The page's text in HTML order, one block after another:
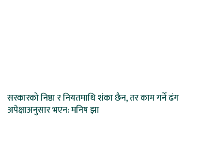
सरकारको निष्ठा र नियतमाथि शंका छैन, तर काम गर्ने ढंग
अपेक्षाअनुसार भएन: मनिष झा